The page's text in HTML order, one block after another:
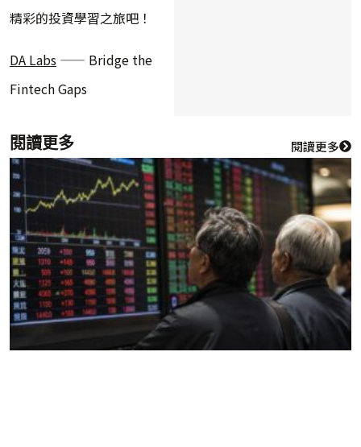
精彩的投資學習之旅吧！
DA Labs —— Bridge the
Fintech Gaps
閱讀更多 閱讀更多